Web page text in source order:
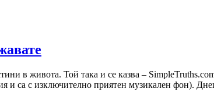
в живота. Той така и се казва –
и са с изключително приятен музикален фон).